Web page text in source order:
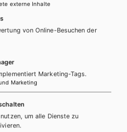
LEKTORAT
Cathrin Bauer
1 403 77 77 152
LEKTORAT
externe Inhalte
von Online-Besuchen der
Marketing-Tags.
Marketing
um alle Dienste zu